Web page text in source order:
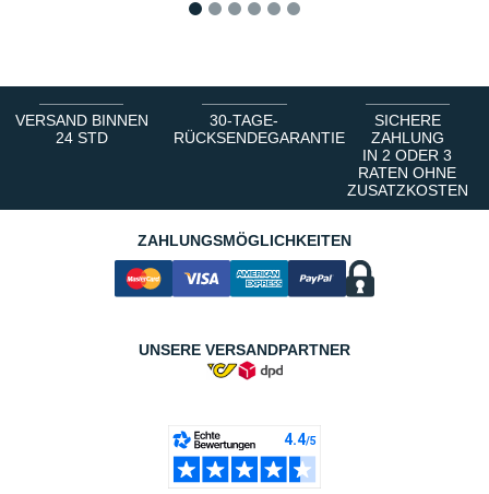
VERSAND BINNEN
24 STD
30-TAGE-
RÜCKSENDEGARANTIE
SICHERE
ZAHLUNG
IN 2 ODER 3
RATEN OHNE
ZUSATZKOSTEN
ZAHLUNGSMÖGLICHKEITEN
UNSERE VERSANDPARTNER